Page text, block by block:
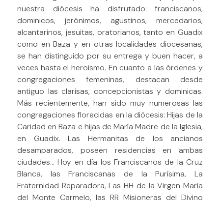
nuestra diócesis ha disfrutado: franciscanos,
dominicos, jerónimos, agustinos, mercedarios,
alcantarinos, jesuitas, oratorianos, tanto en Guadix
como en Baza y en otras localidades diocesanas,
se han distinguido por su entrega y buen hacer, a
veces hasta el heroísmo. En cuanto a las órdenes y
congregaciones femeninas, destacan desde
antiguo las clarisas, concepcionistas y dominicas.
Más recientemente, han sido muy numerosas las
congregaciones florecidas en la diócesis: Hijas de la
Caridad en Baza e hijas de María Madre de la Iglesia,
en Guadix. Las Hermanitas de los ancianos
desamparados, poseen residencias en ambas
ciudades… Hoy en día los Franciscanos de la Cruz
Blanca, las Franciscanas de la Purísima, La
Fraternidad Reparadora, Las HH de la Virgen María
del Monte Carmelo, las RR Misioneras del Divino